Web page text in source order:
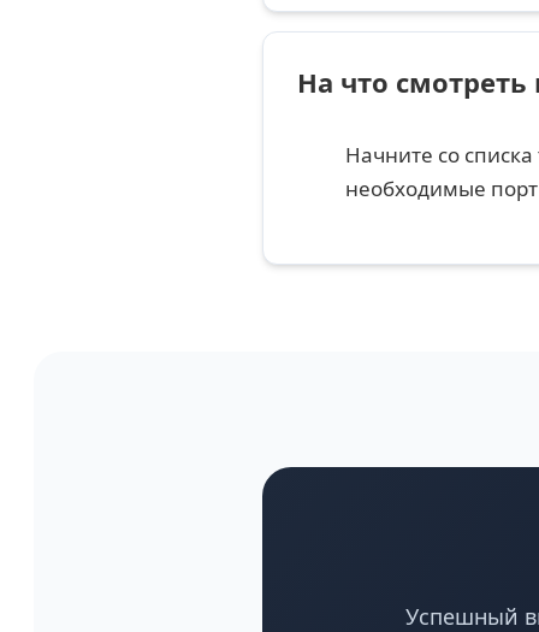
На что
Начните со
необходимые
Успешный